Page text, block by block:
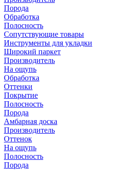
Порода
Обработка
Полосность
Сопутствующие товары
Инструменты для укладки
Широкий паркет
Производитель
На ощупь
Обработка
Оттенки
Покрытие
Полосность
Порода
Амбарная доска
Производитель
Оттенок
На ощупь
Полосность
Порода